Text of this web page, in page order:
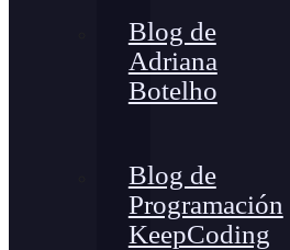
Blog de
Adriana
Botelho
Blog de
Programación
KeepCoding